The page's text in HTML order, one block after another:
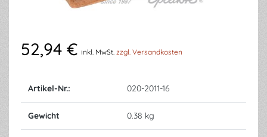
52,94 € inkl. MwSt. zzgl. Versandkosten
Artikel-Nr.: 020-2011-16
Gewicht 0.38 kg